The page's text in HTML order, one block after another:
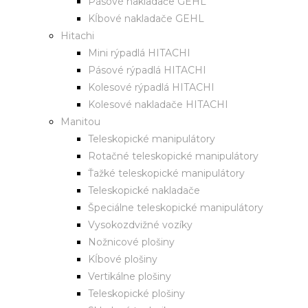
Kĺbové nakladače GEHL
Hitachi
Mini rýpadlá HITACHI
Pásové rýpadlá HITACHI
Kolesové rýpadlá HITACHI
Kolesové nakladače HITACHI
Manitou
Teleskopické manipulátory
Rotačné teleskopické manipulátory
Ťažké teleskopické manipulátory
Teleskopické nakladače
Špeciálne teleskopické manipulátory
Vysokozdvižné vozíky
Nožnicové plošiny
Kĺbové plošiny
Vertikálne plošiny
Teleskopické plošiny